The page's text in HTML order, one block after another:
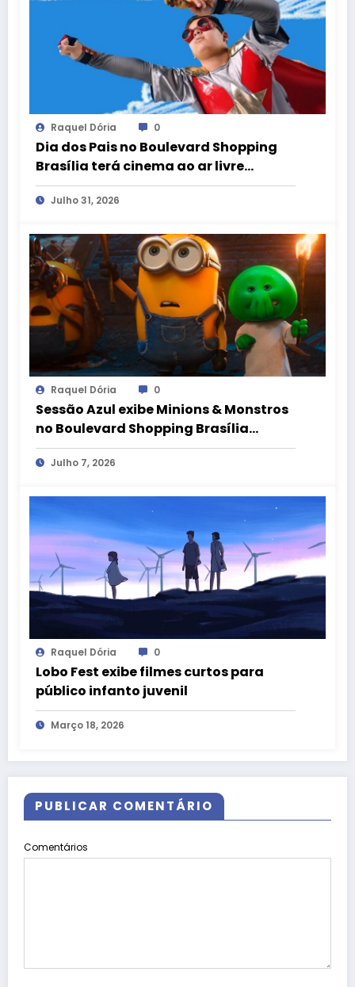
Raquel Dória 0
Dia dos Pais no Boulevard Shopping
Brasília terá cinema ao ar livre
gratuito com clássicos e curtas do DF
Julho 31, 2026
Raquel Dória 0
Sessão Azul exibe Minions & Monstros
no Boulevard Shopping Brasília
durante as férias de julho
Julho 7, 2026
Raquel Dória 0
Lobo Fest exibe filmes curtos para
público infanto juvenil
Março 18, 2026
PUBLICAR COMENTÁRIO
Comentários